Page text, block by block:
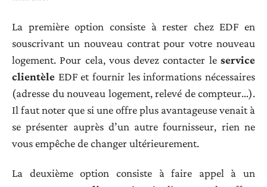
La première option consiste à rester chez EDF en
souscrivant un nouveau contrat pour votre nouveau
logement. Pour cela, vous devez contacter le service
clientèle EDF et fournir les informations nécessaires
(adresse du nouveau logement, relevé de compteur…).
Il faut noter que si une offre plus avantageuse venait à
se présenter auprès d’un autre fournisseur, rien ne
vous empêche de changer ultérieurement.
La deuxième option consiste à faire appel à un